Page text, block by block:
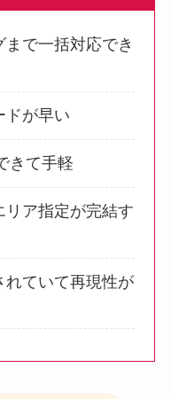
で一括対応でき
ドが早い
きて手軽
リア指定が完結す
れていて再現性が